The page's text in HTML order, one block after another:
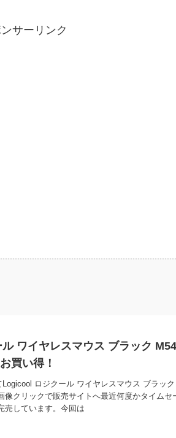
サーリンク
ワイヤレスマウス ブラック
買い得！
ロジクール ワイヤレスマウス ブラッ
像クリックで販売サイトへ最近何度かタイムセ
売しています。今回は